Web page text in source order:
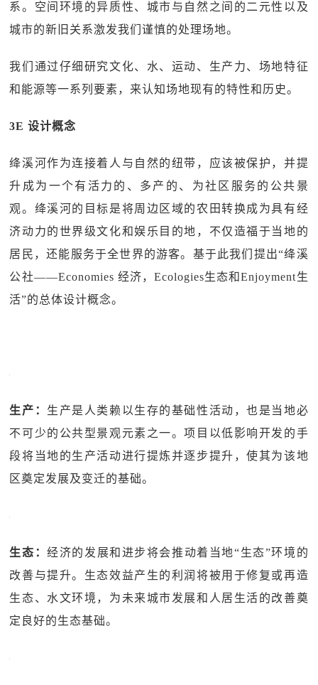
系。空间环境的异质性、城市与自然之间的二元性以及
城市的新旧关系激发我们谨慎的处理场地。
我们通过仔细研究文化、水、运动、生产力、场地特征
和能源等一系列要素，来认知场地现有的特性和历史。
3E 设计概念
绛溪河作为连接着人与自然的纽带，应该被保护，并提
升成为一个有活力的、多产的、为社区服务的公共景
观。绛溪河的目标是将周边区域的农田转换成为具有经
济动力的世界级文化和娱乐目的地，不仅造福于当地的
居民，还能服务于全世界的游客。基于此我们提出“绛溪
公社——Economies 经济，Ecologies生态和Enjoyment生
活”的总体设计概念。
生产： 生产是人类赖以生存的基础性活动，也是当地必
不可少的公共型景观元素之一。项目以低影响开发的手
段将当地的生产活动进行提炼并逐步提升，使其为该地
区奠定发展及变迁的基础。
生态：经济的发展和进步将会推动着当地“生态”环境的
改善与提升。生态效益产生的利润将被用于修复或再造
生态、水文环境，为未来城市发展和人居生活的改善奠
定良好的生态基础。